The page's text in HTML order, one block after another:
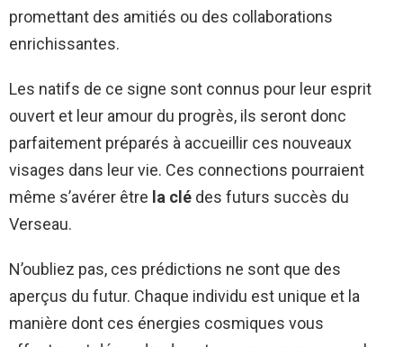
promettant des amitiés ou des collaborations
enrichissantes.
Les natifs de ce signe sont connus pour leur esprit
ouvert et leur amour du progrès, ils seront donc
parfaitement préparés à accueillir ces nouveaux
visages dans leur vie. Ces connections pourraient
même s’avérer être la clé des futurs succès du
Verseau.
N’oubliez pas, ces prédictions ne sont que des
aperçus du futur. Chaque individu est unique et la
manière dont ces énergies cosmiques vous